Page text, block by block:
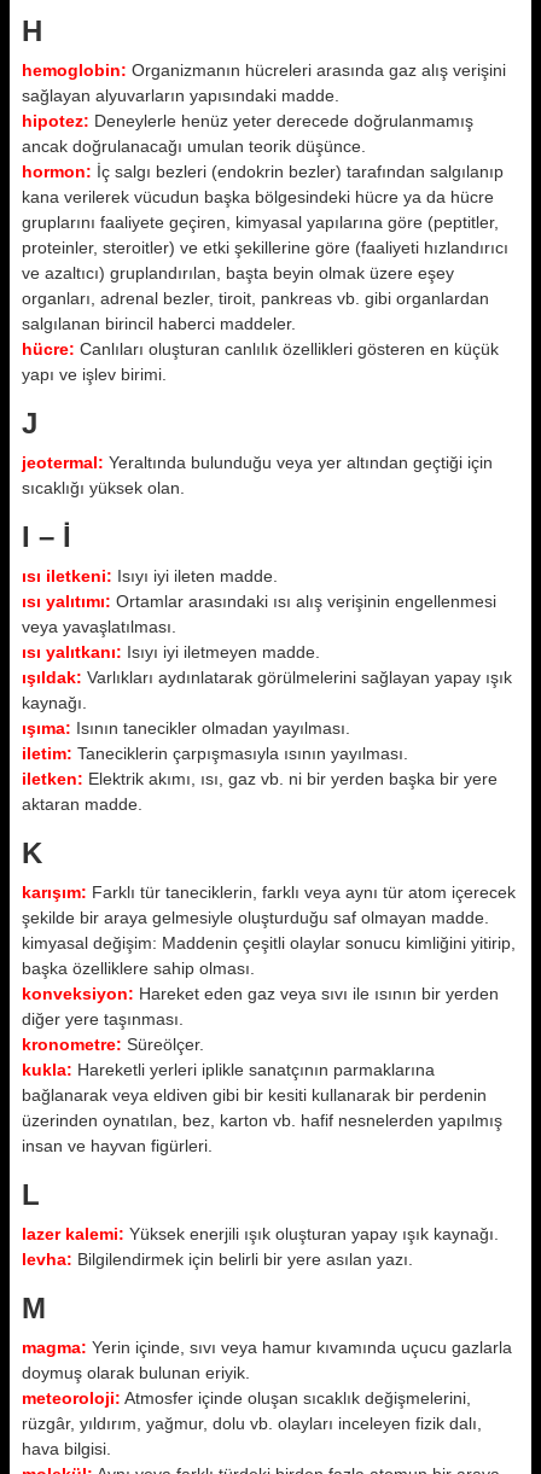
H
hemoglobin: Organizmanın hücreleri arasında gaz alış verişini
sağlayan alyuvarların yapısındaki madde.
hipotez: Deneylerle henüz yeter derecede doğrulanmamış
ancak doğrulanacağı umulan teorik düşünce.
hormon: İç salgı bezleri (endokrin bezler) tarafından salgılanıp
kana verilerek vücudun başka bölgesindeki hücre ya da hücre
gruplarını faaliyete geçiren, kimyasal yapılarına göre (peptitler,
proteinler, steroitler) ve etki şekillerine göre (faaliyeti hızlandırıcı
ve azaltıcı) gruplandırılan, başta beyin olmak üzere eşey
organları, adrenal bezler, tiroit, pankreas vb. gibi organlardan
salgılanan birincil haberci maddeler.
hücre: Canlıları oluşturan canlılık özellikleri gösteren en küçük
yapı ve işlev birimi.
J
jeotermal: Yeraltında bulunduğu veya yer altından geçtiği için
sıcaklığı yüksek olan.
I – İ
ısı iletkeni: Isıyı iyi ileten madde.
ısı yalıtımı: Ortamlar arasındaki ısı alış verişinin engellenmesi
veya yavaşlatılması.
ısı yalıtkanı: Isıyı iyi iletmeyen madde.
ışıldak: Varlıkları aydınlatarak görülmelerini sağlayan yapay ışık
kaynağı.
ışıma: Isının tanecikler olmadan yayılması.
iletim: Taneciklerin çarpışmasıyla ısının yayılması.
iletken: Elektrik akımı, ısı, gaz vb. ni bir yerden başka bir yere
aktaran madde.
K
karışım: Farklı tür taneciklerin, farklı veya aynı tür atom içerecek
şekilde bir araya gelmesiyle oluşturduğu saf olmayan madde.
kimyasal değişim: Maddenin çeşitli olaylar sonucu kimliğini yitirip,
başka özelliklere sahip olması.
konveksiyon: Hareket eden gaz veya sıvı ile ısının bir yerden
diğer yere taşınması.
kronometre: Süreölçer.
kukla: Hareketli yerleri iplikle sanatçının parmaklarına
bağlanarak veya eldiven gibi bir kesiti kullanarak bir perdenin
üzerinden oynatılan, bez, karton vb. hafif nesnelerden yapılmış
insan ve hayvan figürleri.
L
lazer kalemi: Yüksek enerjili ışık oluşturan yapay ışık kaynağı.
levha: Bilgilendirmek için belirli bir yere asılan yazı.
M
magma: Yerin içinde, sıvı veya hamur kıvamında uçucu gazlarla
doymuş olarak bulunan eriyik.
meteoroloji: Atmosfer içinde oluşan sıcaklık değişmelerini,
rüzgâr, yıldırım, yağmur, dolu vb. olayları inceleyen fizik dalı,
hava bilgisi.